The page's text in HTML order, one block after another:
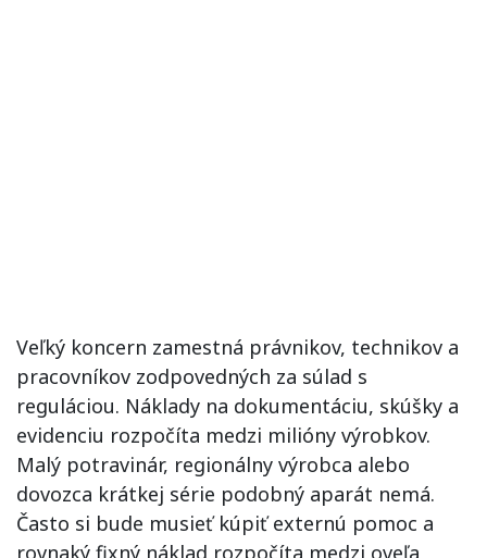
Veľký koncern zamestná právnikov, technikov a
pracovníkov zodpovedných za súlad s
reguláciou. Náklady na dokumentáciu, skúšky a
evidenciu rozpočíta medzi milióny výrobkov.
Malý potravinár, regionálny výrobca alebo
dovozca krátkej série podobný aparát nemá.
Často si bude musieť kúpiť externú pomoc a
rovnaký fixný náklad rozpočíta medzi oveľa